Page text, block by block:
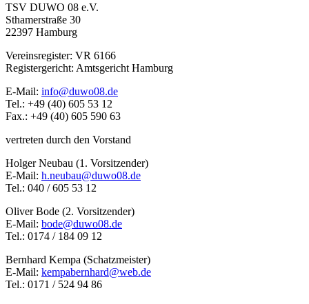
TSV DUWO 08 e.V.
Sthamerstraße 30
22397 Hamburg
Vereinsregister: VR 6166
Registergericht: Amtsgericht Hamburg
E-Mail: info@duwo08.de
Tel.: +49 (40) 605 53 12
Fax.: +49 (40) 605 590 63
vertreten durch den Vorstand
Holger Neubau (1. Vorsitzender)
E-Mail: h.neubau@duwo08.de
Tel.: 040 / 605 53 12
Oliver Bode (2. Vorsitzender)
E-Mail: bode@duwo08.de
Tel.: 0174 / 184 09 12
Bernhard Kempa (Schatzmeister)
E-Mail: kempabernhard@web.de
Tel.: 0171 / 524 94 86